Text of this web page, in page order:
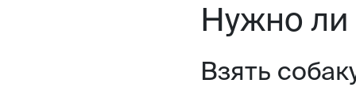
Нужно ли
Взять